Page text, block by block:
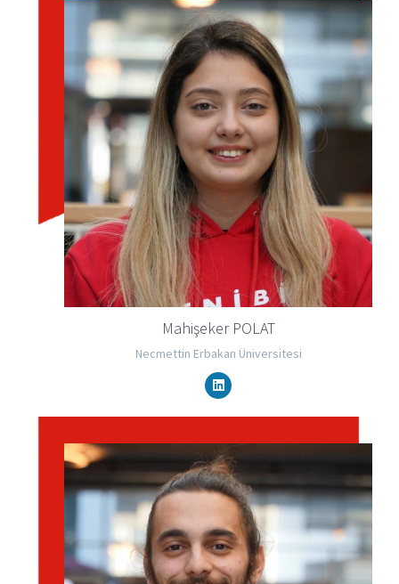
Mahişeker POLAT
Necmettin Erbakan Üniversitesi